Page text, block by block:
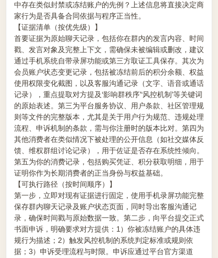
中存在类似封禁或冻结账户的先例？上述信息将直接决定商
家行为是否具备合同依据与程序正当性。
【证据清单（按优先级）】
首要证据为原始聊天记录，包括你在群内的发言内容、时间
戳、发言对象及完整上下文，需确保未被编辑或删改，建议
通过手机系统自带录屏功能或第三方取证工具保存。其次为
会员账户状态变更记录，包括被冻结前后的积分余额、权益
使用权限变化截图，以及客服沟通记录（文字、语音或通话
记录），重点提取对方提及‘影响群秩序’‘风控机制’等关键词
的原始表述。第三为平台服务协议、用户条款、社区管理规
则等文件的完整版本，尤其是关于用户行为规范、违规处理
流程、申诉机制的条款，需与你注册时的版本比对。第四为
其他消费者在类似情况下被处理的公开信息（如社交媒体反
馈、维权群组讨论记录），用于佐证是否存在系统性倾向。
第五为你的消费记录，包括购买凭证、积分获取明细，用于
证明你作为长期消费者的正当身份与权益基础。
【可执行路径（按时间顺序）】
第一步，立即对现有证据进行固定，使用手机录屏功能完整
保存群内聊天记录及账户状态页面，同时导出客服沟通记
录，确保时间戳与原始数据一致。第二步，向平台提交正式
书面申诉，明确要求对方提供：1）你被冻结账户的具体违
规行为描述；2）触发风控机制的系统判定标准或规则依
据；3）申诉受理流程与时限。申诉应通过平台官方渠道